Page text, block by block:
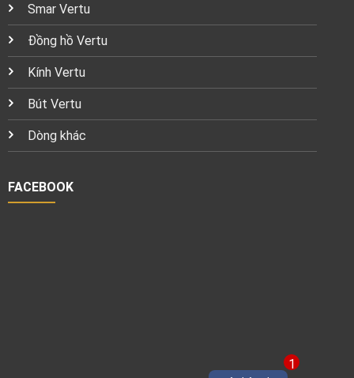
Smar Vertu
Đồng hồ Vertu
Kính Vertu
Bút Vertu
Dòng khác
FACEBOOK
1